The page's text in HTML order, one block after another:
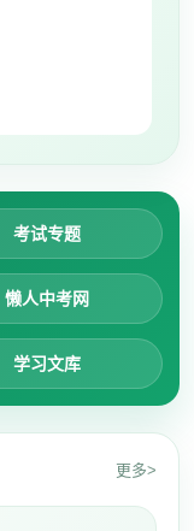
考试专题
懒人中考网
学习文库
更多>